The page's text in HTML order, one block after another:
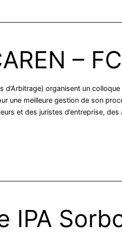
–
d’Arbitrage) organisent un
une meilleure gestion de son
et des juristes d’entreprise,
IPA